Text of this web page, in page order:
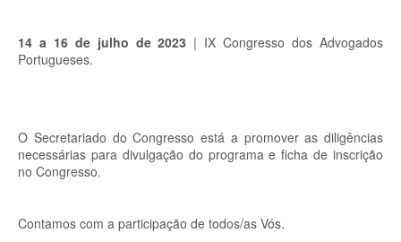
14 a 16 de julho de 2023 | IX Congresso dos Advogados
Portugueses.
O Secretariado do Congresso está a promover as diligências
necessárias para divulgação do programa e ficha de inscrição
no Congresso.
Contamos com a participação de todos/as Vós.